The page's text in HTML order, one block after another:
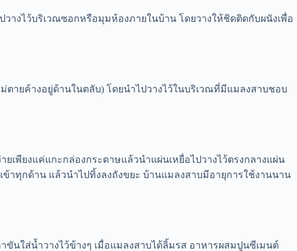
างไว้บริเวณซอกหรือมุมห้องภายในบ้าน โดยวางให้ชิดติดกับผนังเพื่อ
ตายค้างอยู่ด้านในตลับ) โดยนำไปวางไว้ในบริเวณที่มีแมลงสาบชอบ
เพียงแค่แกะกล่องกระดาษแล้วนำแผ่นเหยื่อไปวางไว้ตรงกลางแผ่น
าทุกด้าน แล้วนำไปทิ้งลงถังขยะ บ้านแมลงสาบมีอายุการใช้งานนาน
นใส่น้ำวางไว้ข้างๆ เมื่อแมลงสาบได้ลิ้มรส อาหารผสมปูนซีเมนต์